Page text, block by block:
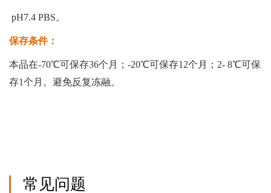
pH7.4 PBS。
保存条件：
本品在-70℃可保存36个月；-20℃可保存12个月；2- 8℃可保
存1个月。避免反复冻融。
常见问题